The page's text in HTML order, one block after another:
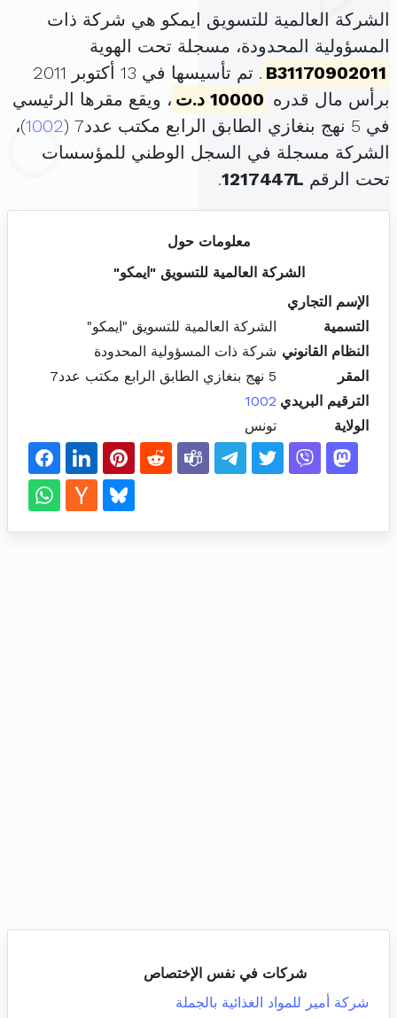
الشركة العالمية للتسويق ايمكو هي شركة ذات
المسؤولية المحدودة، مسجلة تحت الهوية
B31170902011
. تم تأسيسها في 13 أكتوبر 2011
برأس مال قدره 10000 د.ت
، ويقع مقرها الرئيسي
في 5 نهج بنغازي الطابق الرابع مكتب عدد7 (
1002)،
الشركة مسجلة في السجل الوطني للمؤسسات
تحت الرقم 1217447L
.
معلومات حول
الشركة العالمية للتسويق "ايمكو"
الإسم التجاري
التسمية
الشركة العالمية للتسويق "ايمكو"
النظام القانوني شركة ذات المسؤولية المحدودة
المقر
5 نهج بنغازي الطابق الرابع مكتب عدد7
الترقيم البريدي 1002
الولاية
تونس
شركات في نفس الإختصاص
شركة أمير للمواد الغذائية بالجملة